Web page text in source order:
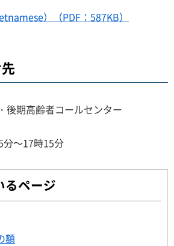
）（PDF：587KB）
後期高齢者コールセンター
分～17時15分
るページ
額